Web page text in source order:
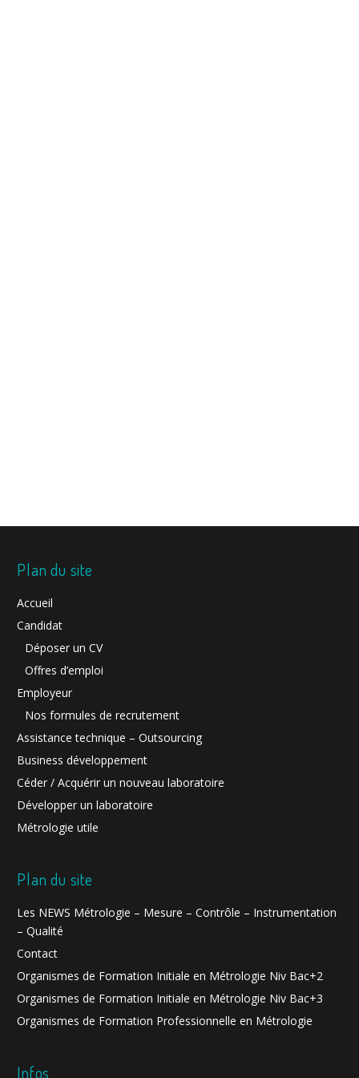
Plan du site
Accueil
Candidat
Déposer un CV
Offres d’emploi
Employeur
Nos formules de recrutement
Assistance technique – Outsourcing
Business développement
Céder / Acquérir un nouveau laboratoire
Développer un laboratoire
Métrologie utile
Plan du site
Les NEWS Métrologie – Mesure – Contrôle – Instrumentation
– Qualité
Contact
Organismes de Formation Initiale en Métrologie Niv Bac+2
Organismes de Formation Initiale en Métrologie Niv Bac+3
Organismes de Formation Professionnelle en Métrologie
Infos